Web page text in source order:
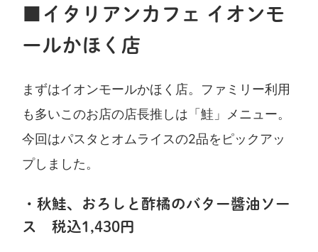
■イタリアンカフェ イオンモ
ールかほく店
まずはイオンモールかほく店。ファミリー利用
も多いこのお店の店長推しは「鮭」メニュー。
今回はパスタとオムライスの2品をピックアッ
プしました。
・秋鮭、おろしと酢橘のバター醬油ソー
ス 税込1,430円